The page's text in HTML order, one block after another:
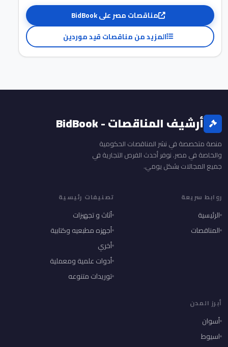
مناقصات مصر على BidBook
المزيد من مناقصات قيد موردين
أرشيف المناقصات - BidBook
منصة متخصصة في نشر المناقصات الحكومية
والخاصة في مصر. نوفر أحدث الفرص التجارية في
جميع المجالات بشكل يومي.
روابط سريعة
الرئيسية
المناقصات
تصنيفات رئيسية
أثاث و تجهيزات
أجهزه مطبعيه وكتابية
أخري
أدوات علمية ومعملية
توريدات متنوعه
أبرز المدن
أسوان
اسيوط